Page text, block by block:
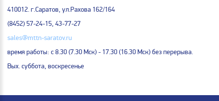
410012. г.Саратов, ул.Рахова 162/164
(8452) 57-24-15, 43-77-27
sales@mttn-saratov.ru
время работы: с 8.30 (7.30 Мск) - 17.30 (16.30 Мск) без перерыва.
Вых. суббота, воскресенье